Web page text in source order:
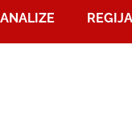
ANALIZE REGIJA